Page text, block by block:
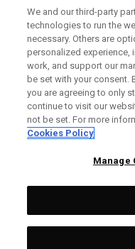
A
We and our third-party
technologies to run the
necessary. Others are
personalized experience,
work, and support our
be set with your consent.
you are agreeing to only
continue to visit our
not be set. For more
Cookies Policy
Manage